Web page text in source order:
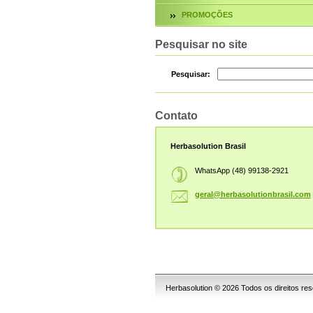
PROMOÇÕES
Pesquisar no site
Pesquisar:
Contato
Herbasolution Brasil
WhatsApp (48) 99138-2921
geral@herbasolutionbrasil.com
Herbasolution © 2026 Todos os direitos